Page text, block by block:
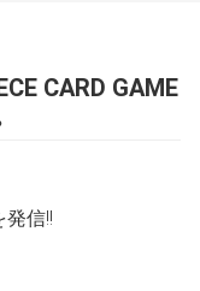
CARD GAME
発信!!